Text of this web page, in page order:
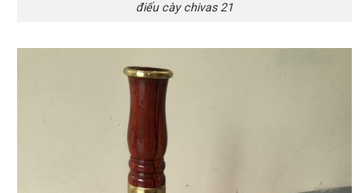
điếu cày chivas 21